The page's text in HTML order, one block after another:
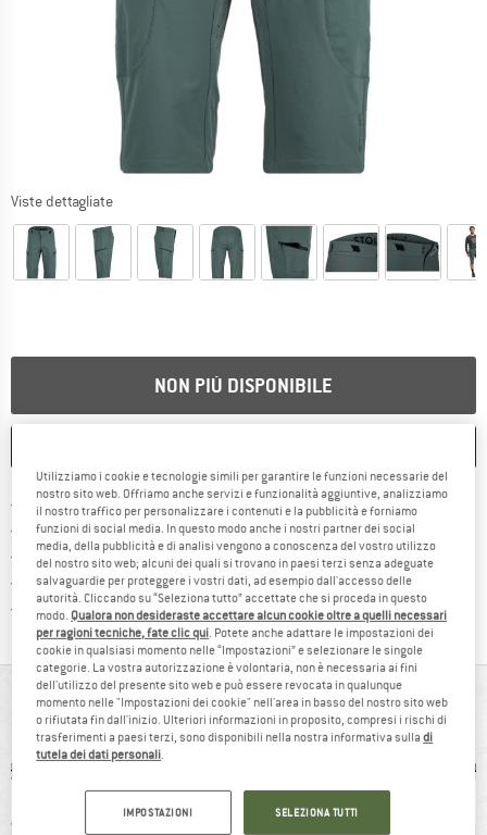
Viste dettagliate
NON PIÙ DISPONIBILE
Porto franco da 69 € (IT)Qui trovi ulteriori informazioni sulle
100 giorni di diritto di recessoVai alla politica di recesso qui
> 4.000.000 clienti soddisfatti
Tutti gli articoli in magazzino
Tutela consumatori Trusted ShopsTrovi tutte le informazioni
IN BREVE
Utilizziamo i cookie e tecnologie simili per garantire le funzioni necessarie del
nostro sito web. Offriamo anche servizi e funzionalità aggiuntive, analizziamo
il nostro traffico per personalizzare i contenuti e la pubblicità e forniamo
funzioni di social media. In questo modo anche i nostri partner dei social
media, della pubblicità e di analisi vengono a conoscenza del vostro utilizzo
del nostro sito web; alcuni dei quali si trovano in paesi terzi senza adeguate
salvaguardie per proteggere i vostri dati, ad esempio dall'accesso delle
autorità. Cliccando su “Seleziona tutto” accettate che si proceda in questo
modo. Qualora non desideraste accettare alcun cookie oltre a quelli necessari
per ragioni tecniche, fate clic qui . Potete anche adattare le impostazioni dei
cookie in qualsiasi momento nelle “Impostazioni” e selezionare le singole
categorie. La vostra autorizzazione è volontaria, non è necessaria ai fini
dell'utilizzo del presente sito web e può essere revocata in qualunque
momento nelle "Impostazioni dei cookie" nell'area in basso del nostro sito web
o rifiutata fin dall'inizio. Ulteriori informazioni in proposito, compresi i rischi di
trasferimenti a paesi terzi, sono disponibili nella nostra informativa sulladi
tutela dei dati personali
IMPOSTAZIONI SELEZIONA TUTTI